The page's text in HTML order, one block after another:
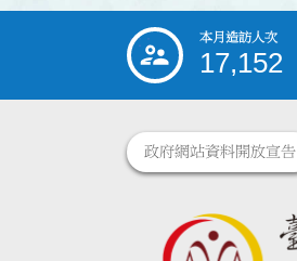
::: 本月造訪人次
17,152
政府網站資料開放宣告